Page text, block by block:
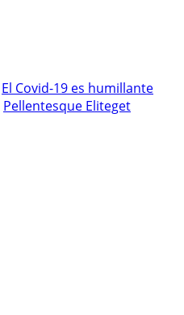
El Covid-19 es humillante
Pellentesque Eliteget